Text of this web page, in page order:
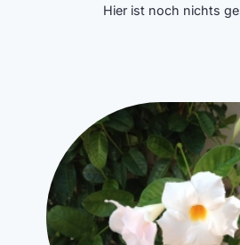
Hier ist noch nichts